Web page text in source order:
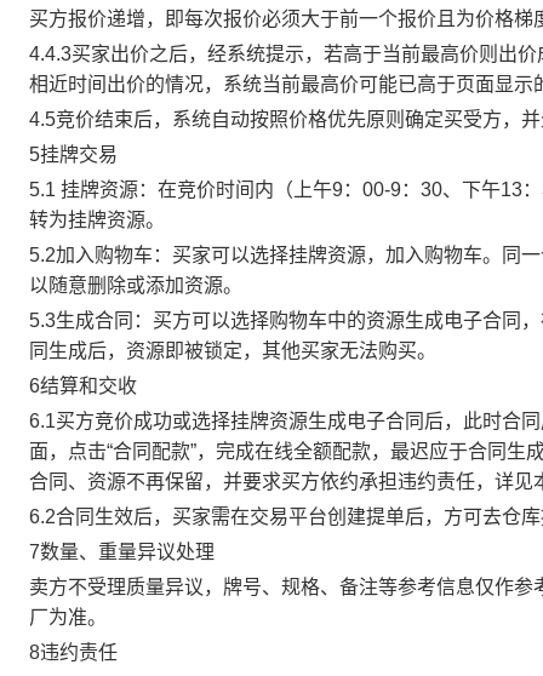
买方报价递增，即每次报价必须大于前一个报价且为价格
4.4.3买家出价之后，经系统提示，若高于当前最高价则出
相近时间出价的情况，系统当前最高价可能已高于页面显示
4.5竞价结束后，系统自动按照价格优先原则确定买受方，
5挂牌交易
5.1 挂牌资源：在竞价时间内（上午9：00-9：30、下午13
转为挂牌资源。
5.2加入购物车：买家可以选择挂牌资源，加入购物车。同
以随意删除或添加资源。
5.3生成合同：买方可以选择购物车中的资源生成电子合同
同生成后，资源即被锁定，其他买家无法购买。
6结算和交收
6.1买方竞价成功或选择挂牌资源生成电子合同后，此时合
面，点击“合同配款”，完成在线全额配款，最迟应于合同
合同、资源不再保留，并要求买方依约承担违约责任，详见
6.2合同生效后，买家需在交易平台创建提单后，方可去仓
7数量、重量异议处理
卖方不受理质量异议，牌号、规格、备注等参考信息仅作
厂为准。
8违约责任